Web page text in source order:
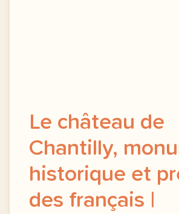
Le château de
Chantilly,
historique et
des français |